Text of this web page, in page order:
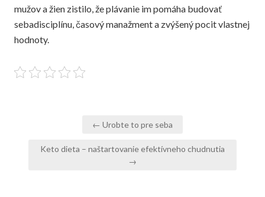
mužov a žien zistilo, že plávanie im pomáha budovať
sebadisciplínu, časový manažment a zvýšený pocit vlastnej
hodnoty.
příspěvek
← Urobte to pre seba
Keto dieta – naštartovanie efektívneho chudnutia
→